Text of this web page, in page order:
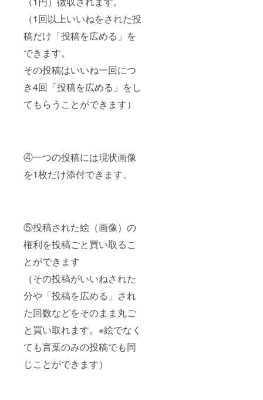
（1回以上いいねをされた投
稿だけ「投稿を広める」を
できます。
その投稿はいいね一回につ
き4回「投稿を広める」をし
てもらうことができます）
④一つの投稿には現状画像
を1枚だけ添付できます。
⑤投稿された絵（画像）の
権利を投稿ごと買い取るこ
とができます
（その投稿がいいねされた
分や「投稿を広める」され
た回数などをそのまま丸ご
と買い取れます。※絵でなく
ても言葉のみの投稿でも同
じことができます）